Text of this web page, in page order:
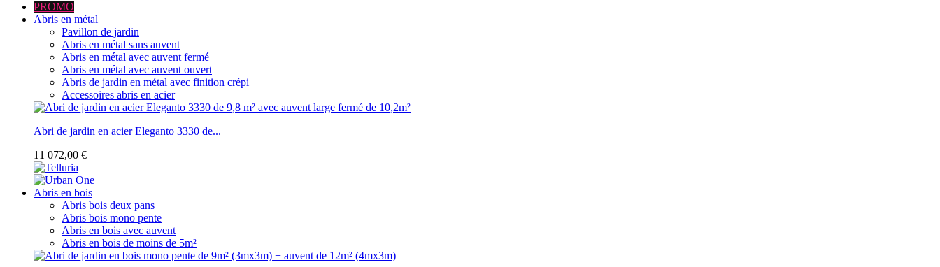
PROMO
Abris en métal
Pavillon de jardin
Abris en métal sans auvent
Abris en métal avec auvent fermé
Abris en métal avec auvent ouvert
Abris de jardin en métal avec finition crépi
Accessoires abris en acier
Abri de jardin en acier Eleganto 3330 de...
11 072,00 €
Abris en bois
Abris bois deux pans
Abris bois mono pente
Abris en bois avec auvent
Abris en bois de moins de 5m²